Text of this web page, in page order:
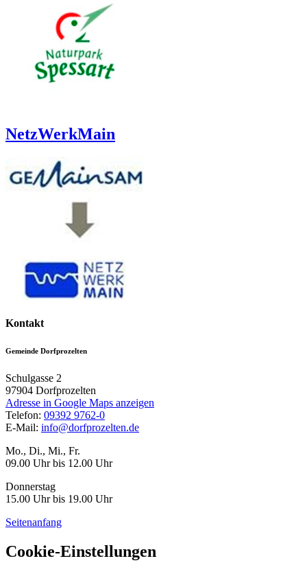
NetzWerkMain
Kontakt
Gemeinde Dorfprozelten
Schulgasse 2
97904 Dorfprozelten
Adresse in Google Maps anzeigen
Telefon: 09392 9762-0
E-Mail: info@dorfprozelten.de
Mo., Di., Mi., Fr.
09.00 Uhr bis 12.00 Uhr
Donnerstag
15.00 Uhr bis 19.00 Uhr
Seitenanfang
Cookie-Einstellungen